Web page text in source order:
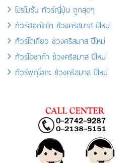
โปรโมชั่น ทัวร์ญี่ปุ่น ถูกสุดๆ
ทัวร์ฮอกไกโด ช่วงคริสมาส ปีใหม่
ทัวร์โตเกียว ช่วงคริสมาส ปีใหม่
ทัวร์โอซาก้า ช่วงคริสมาส ปีใหม่
ทัวร์ฟุกุโอกะ ช่วงคริสมาส ปีใหม่